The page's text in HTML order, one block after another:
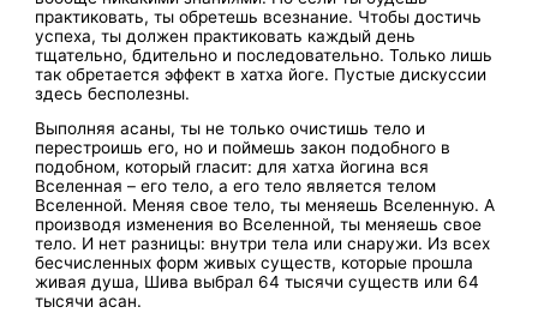
практиковать, ты обретешь всезнание. Чтобы достичь
успеха, ты должен практиковать каждый день
тщательно, бдительно и последовательно. Только лишь
так обретается эффект в хатха йоге. Пустые дискуссии
здесь бесполезны.
Выполняя асаны, ты не только очистишь тело и
перестроишь его, но и поймешь закон подобного в
подобном, который гласит: для хатха йогина вся
Вселенная – его тело, а его тело является телом
Вселенной. Меняя свое тело, ты меняешь Вселенную. А
производя изменения во Вселенной, ты меняешь свое
тело. И нет разницы: внутри тела или снаружи. Из всех
бесчисленных форм живых существ, которые прошла
живая душа, Шива выбрал 64 тысячи существ или 64
тысячи асан.